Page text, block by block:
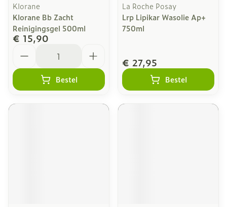
Klorane
Klorane Bb Zacht
Reinigingsgel 500ml
€ 15,90
Bestel
La Roche Posay
Lrp Lipikar Wasolie Ap+
750ml
€ 27,95
Bestel